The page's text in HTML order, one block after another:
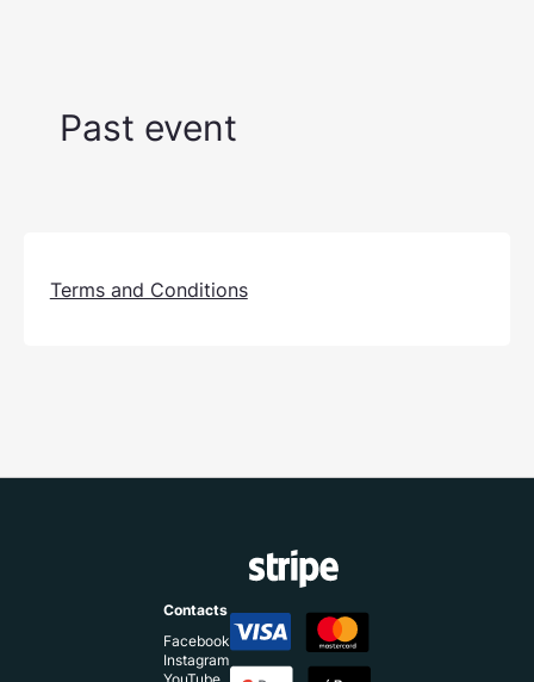
Past event
Terms and Conditions
Contacts
Facebook
Instagram